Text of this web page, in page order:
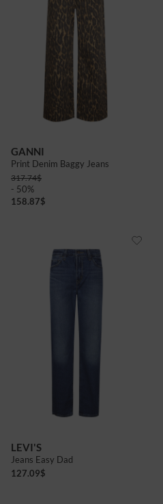
GANNI
Print Denim Baggy Jeans
317.74$
- 50%
158.87$
LEVI'S
Jeans Easy Dad
127.09$